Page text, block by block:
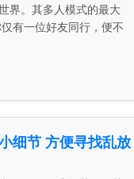
界。其多人模式的最大
有一位好友同行，便不
细节 方便寻找乱放